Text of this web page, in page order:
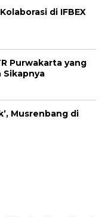
di IFBEX
Purwakarta yang
Sikapnya
Musrenbang di